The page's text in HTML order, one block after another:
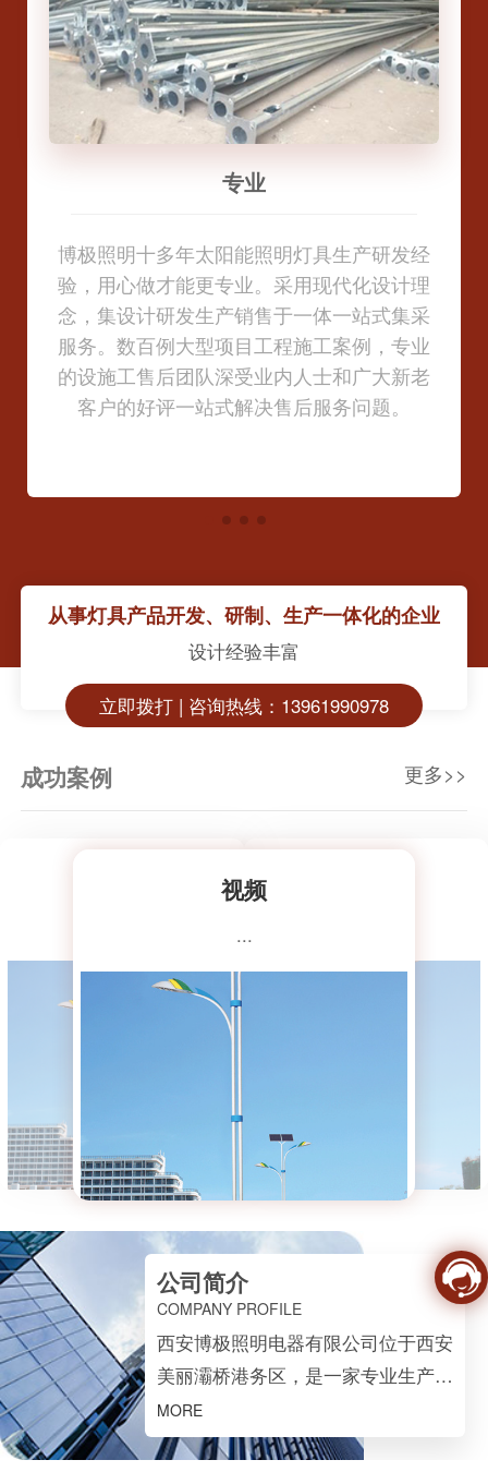
节能环保
公司专注太阳能路灯/景观灯/庭院灯等户外照
明产品生产、销售、施工，坚决不做以次充
好的产品，做一个有责任感的企业。做1个工
程立1个标杆，标准的安装手册，现场的培训
体系，做到让客户满意
专业
博极照明十多年太阳能照明灯具生产研发经
验，用心做才能更专业。采用现代化设计理
念，集设计研发生产销售于一体一站式集采
服务。数百例大型项目工程施工案例，专业
的设施工售后团队深受业内人士和广大新老
客户的好评一站式解决售后服务问题。
品质保障
公司从产品原材料开始严把质量关。拥有大
型折弯机、卷板开平流水线、数控注塑机、
压铸机、折边机、粉末静电喷涂流水线等重
型专业设备，在保障产品质量的同时我们努
力提高产品科技含量。公司拥有一大批高技
术焊工、钣金工师傅，从构思到设计，再到
按需定制
科研人员不断开拓创新，引进新的生产设备
和研发加工工艺，专业的定制工程师，针对
客户要求设计、定制，解决客户需求。拥有
强大的现场安装团队，安装前制定技术、安
装施工方案、安装进度表，让客户真正做到
采购无忧。
节能环保
公司专注太阳能路灯/景观灯/庭院灯等户外照
明产品生产、销售、施工，坚决不做以次充
好的产品，做一个有责任感的企业。做1个工
程立1个标杆，标准的安装手册，现场的培训
体系，做到让客户满意
专业
博极照明十多年太阳能照明灯具生产研发经
验，用心做才能更专业。采用现代化设计理
念，集设计研发生产销售于一体一站式集采
服务。数百例大型项目工程施工案例，专业
的设施工售后团队深受业内人士和广大新老
客户的好评一站式解决售后服务问题。
从事灯具产品开发、研制、生产一体化的企业
设计经验丰富
立即拨打 | 咨询热线：13961990978
更多>>
成功案例
视频
...
公司简介
COMPANY PROFILE
西安博极照明电器有限公司位于西安
美丽灞桥港务区，是一家专业生产与
销售户外灯具及配件的企业，专注高
端庭院照明领域、一直坚持技术创
MORE